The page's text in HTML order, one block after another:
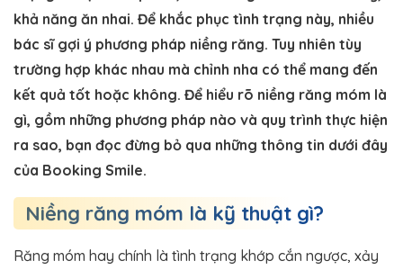
khả năng ăn nhai. Để khắc phục tình trạng này, nhiều
bác sĩ gợi ý phương pháp niềng răng. Tuy nhiên tùy
trường hợp khác nhau mà chỉnh nha có thể mang đến
kết quả tốt hoặc không. Để hiểu rõ niềng răng móm là
gì, gồm những phương pháp nào và quy trình thực hiện
ra sao, bạn đọc đừng bỏ qua những thông tin dưới đây
của Booking Smile.
Niềng răng móm là kỹ thuật gì?
Răng móm hay chính là tình trạng khớp cắn ngược, xảy